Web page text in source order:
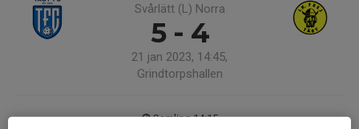
Svårlätt (L) Norra
5 - 4
21 jan 2023, 14:45,
Grindtorpshallen
Samling 14:15